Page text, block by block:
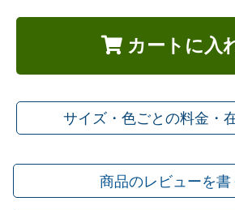
カートに入
サイズ・色ごとの料金・
商品のレビューを書